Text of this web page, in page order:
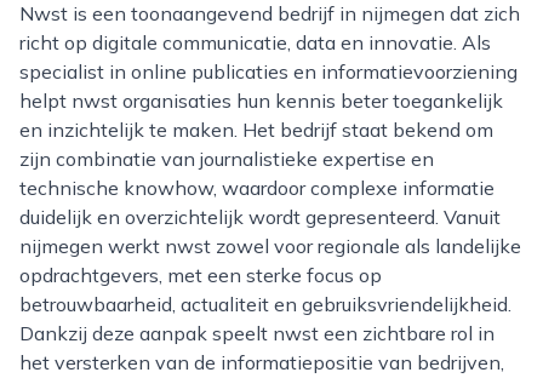
Nwst is een toonaangevend bedrijf in nijmegen dat zich
richt op digitale communicatie, data en innovatie. Als
specialist in online publicaties en informatievoorziening
helpt nwst organisaties hun kennis beter toegankelijk
en inzichtelijk te maken. Het bedrijf staat bekend om
zijn combinatie van journalistieke expertise en
technische knowhow, waardoor complexe informatie
duidelijk en overzichtelijk wordt gepresenteerd. Vanuit
nijmegen werkt nwst zowel voor regionale als landelijke
opdrachtgevers, met een sterke focus op
betrouwbaarheid, actualiteit en gebruiksvriendelijkheid.
Dankzij deze aanpak speelt nwst een zichtbare rol in
het versterken van de informatiepositie van bedrijven,